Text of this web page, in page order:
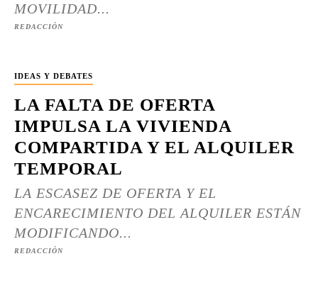
MOVILIDAD...
REDACCIÓN
IDEAS Y DEBATES
LA FALTA DE OFERTA
IMPULSA LA VIVIENDA
COMPARTIDA Y EL ALQUILER
TEMPORAL
LA ESCASEZ DE OFERTA Y EL
ENCARECIMIENTO DEL ALQUILER ESTÁN
MODIFICANDO...
REDACCIÓN